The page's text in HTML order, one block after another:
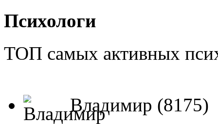
Психологи
ТОП самых активных
Владимир (8175)